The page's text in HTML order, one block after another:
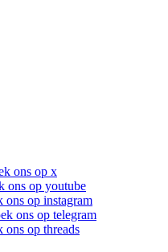
ons op x
ons op youtube
ons op instagram
ons op telegram
ons op threads